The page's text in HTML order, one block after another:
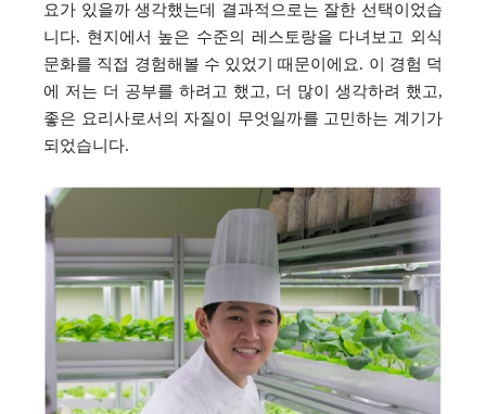
요가 있을까 생각했는데 결과적으로는 잘한 선택이었습
니다. 현지에서 높은 수준의 레스토랑을 다녀보고 외식
문화를 직접 경험해볼 수 있었기 때문이에요. 이 경험 덕
에 저는 더 공부를 하려고 했고, 더 많이 생각하려 했고,
좋은 요리사로서의 자질이 무엇일까를 고민하는 계기가
되었습니다.